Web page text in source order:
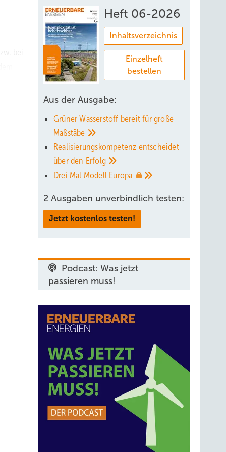
bei
So
–
die
Heft 06-2026
Inhaltsverzeichnis
Einzelheft
bestellen
Aus der Ausgabe:
Grüner Wasserstoff bereit für große
Maßstäbe
Realisierungskompetenz entscheidet
über den Erfolg
Drei Mal Modell Europa
2 Ausgaben unverbindlich testen:
Jetzt kostenlos testen!
Podcast: Was jetzt
passieren muss!